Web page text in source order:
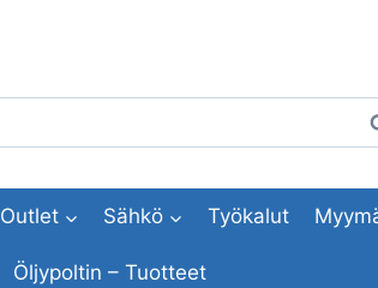
Outlet Sähkö Työkalut
Öljypoltin – Tuotteet